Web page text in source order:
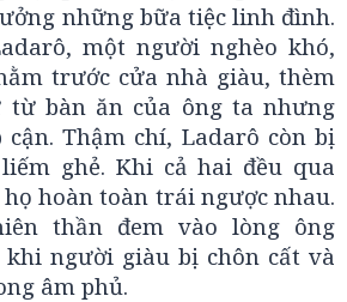
những bữa tiệc linh đình.
một người nghèo khó,
trước cửa nhà giàu, thèm
bàn ăn của ông ta nhưng
Thậm chí, Ladarô còn bị
ghẻ. Khi cả hai đều qua
họ hoàn toàn trái ngược nhau.
thần đem vào lòng ông
người giàu bị chôn cất và
âm phủ.